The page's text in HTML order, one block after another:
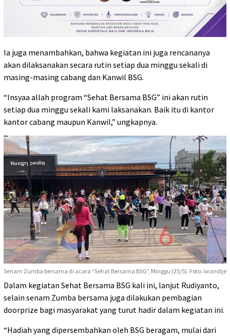
Ia juga menambahkan, bahwa kegiatan ini juga rencananya
akan dilaksanakan secara rutin setiap dua minggu sekali di
masing-masing cabang dan Kanwil BSG.
“Insyaa allah program “Sehat Bersama BSG” ini akan rutin
setiap dua minggu sekali kami laksanakan. Baik itu di kantor
kantor cabang maupun Kanwil,” ungkapnya.
Senam Zumba bersama di acara “Sehat Bersama BSG”, Minggu (25/5). Foto: iwandije
Dalam kegiatan Sehat Bersama BSG kali ini, lanjut Rudiyanto,
selain senam Zumba bersama juga dilakukan pembagian
doorprize bagi masyarakat yang turut hadir dalam kegiatan ini.
“Hadiah yang dipersembahkan oleh BSG beragam, mulai dari